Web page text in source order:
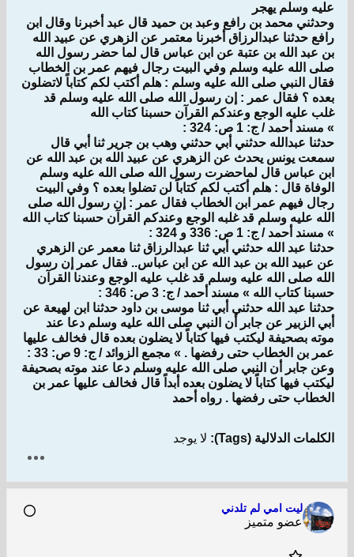
عليه وسلم يهجر
وحدثني محمد بن رافع وعبد بن حميد قال عبد أخبرنا وقال ابن
رافع حدثنا عبدالرزاق أخبرنا معتمر عن الزهري عن عبيد الله
بن عبد الله بن عتبة عن ابن عباس قال لما حضر رسول الله
صلى الله عليه وسلم وفي البيت رجال فيهم عمر بن الخطاب
فقال النبي صلى الله عليه وسلم : هلم أكتب لكم كتاباً لاتضلون
بعده ؟ فقال عمر : إن رسول الله صلى الله عليه وسلم قد
غلب عليه الوجع وعندكم القرآن حسبنا كتاب الله
» مسند أحمد / ج: 1 ص: 324 :
حدثنا عبدالله حدثني أبي حدثني وهب بن جرير ثنا أبي قال
سمعت يونس يحدث عن الزهري عن عبيد الله بن عبد الله عن
ابن عباس قال لماحضرت رسول الله صلى الله عليه وسلم
الوفاة قال : هلم أكتب لكم كتاباً لن تضلوا بعده ؟ وفي البيت
رجال فيهم عمر ابن الخطاب فقال عمر : إن رسول الله صلى
الله عليه وسلم قد غلبه الوجع وعندكم القرآن حسبنا كتاب الله
» مسند أحمد / ج: 1 ص: 336 و 324 :
حدثنا عبد الله حدثني أبي ثنا عبدالرزاق ثنا معمر عن الزهري
عن عبيد الله بن عبد الله عن ابن عباس.. فقال عمر إن رسول
الله صلى الله عليه وسلم قد غلب عليه الوجع وعندنا القرآن
حسبنا كتاب الله » مسند أحمد / ج: 3 ص: 346 :
حدثنا عبد الله حدثني أبي ثنا موسى بن داود حدثنا ابن لهيعة عن
أبي الزبير عن جابر أن النبي صلى الله عليه وسلم دعا عند
موته بصحيفة ليكتب فيها كتاباً لا يضلون بعده قال فخالف عليها
عمر بن الخطاب حتى رفضها . » مجمع الزوائد / ج: 9 ص: 33 :
وعن جابر أن النبي صلى الله عليه وسلم دعا عند موته بصحيفة
ليكتب فيها كتاباً لا يضلون بعده أبداً قال فخالف عليها عمر بن
الخطاب حتى رفضها . رواه أحمد
الكلمات الدلالية (Tags): لا يوجد
ليت امي لم تلدني
عضو متميز